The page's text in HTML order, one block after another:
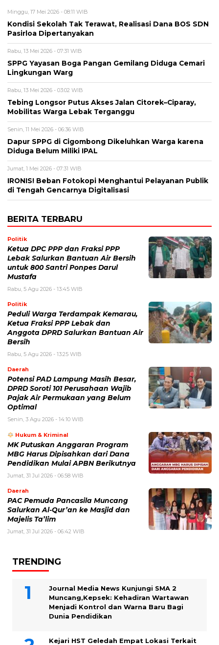
Minggu, 17 Mei 2026 - 08:11 WIB
Kondisi Sekolah Tak Terawat, Realisasi Dana BOS SDN
Pasirloa Dipertanyakan
Rabu, 13 Mei 2026 - 07:31 WIB
SPPG Yayasan Boga Pangan Gemilang Diduga Cemari
Lingkungan Warg
Rabu, 13 Mei 2026 - 03:02 WIB
Tebing Longsor Putus Akses Jalan Citorek–Ciparay,
Mobilitas Warga Lebak Terganggu
Senin, 11 Mei 2026 - 06:36 WIB
Dapur SPPG di Cigombong Dikeluhkan Warga karena
Diduga Belum Miliki IPAL
Jumat, 1 Mei 2026 - 07:31 WIB
IRONIS! Beban Fotokopi Menghantui Pelayanan Publik
di Tengah Gencarnya Digitalisasi
BERITA TERBARU
Politik
Ketua DPC PPP dan Fraksi PPP
Lebak Salurkan Bantuan Air Bersih
untuk 800 Santri Ponpes Darul
Mustafa
Rabu, 5 Agu 2026 - 13:45 WIB
Politik
Peduli Warga Terdampak Kemarau,
Ketua Fraksi PPP Lebak dan
Anggota DPRD Salurkan Bantuan Air
Bersih
Rabu, 5 Agu 2026 - 13:25 WIB
Daerah
Potensi PAD Lampung Masih Besar,
DPRD Soroti 101 Perusahaan Wajib
Pajak Air Permukaan yang Belum
Optimal
Senin, 3 Agu 2026 - 14:10 WIB
Hukum & Kriminal
MK Putuskan Anggaran Program
MBG Harus Dipisahkan dari Dana
Pendidikan Mulai APBN Berikutnya
Jumat, 31 Jul 2026 - 06:58 WIB
Daerah
PAC Pemuda Pancasila Muncang
Salurkan Al-Qur’an ke Masjid dan
Majelis Ta’lim
Jumat, 31 Jul 2026 - 06:42 WIB
TRENDING
Journal Media News Kunjungi SMA 2
Muncang,Kepsek: Kehadiran Wartawan
Menjadi Kontrol dan Warna Baru Bagi
Dunia Pendidikan
Kejari HST Geledah Empat Lokasi Terkait